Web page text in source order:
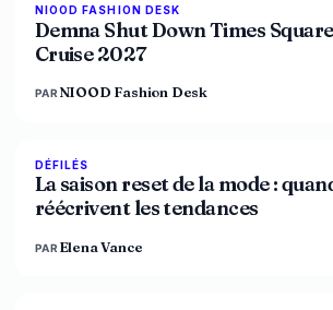
NIOOD FASHION DESK
Demna Shut Down Times
Cruise 2027
PAR NIOOD Fashion Desk
DÉFILÉS
La saison reset de la mode :
réécrivent les tendances
PAR Elena Vance